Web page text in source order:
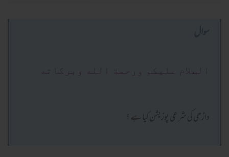
السلام عليكم ورحمة الله وبركاته
داڑھی کی شرعی پوزیشن کیا ہے ؟